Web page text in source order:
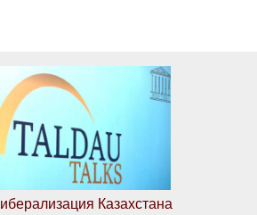
Казахстана